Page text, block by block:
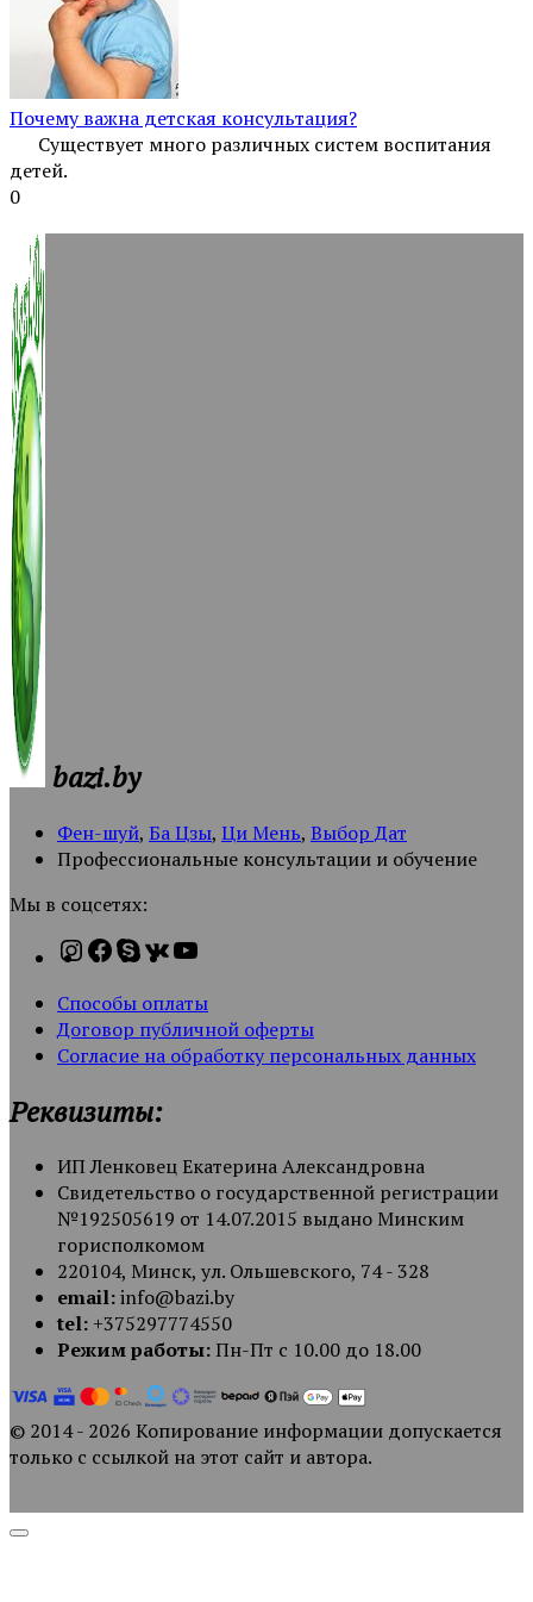
Почему важна детская консультация?
Существует много различных систем воспитания
детей.
0
bazi.by
Фен-шуй, Ба Цзы, Ци Мень, Выбор Дат
Профессиональные консультации и обучение
Мы в соцсетях:
Способы оплаты
Договор публичной оферты
Согласие на обработку персональных данных
Реквизиты:
ИП Ленковец Екатерина Александровна
Свидетельство о государственной регистрации
№192505619 от 14.07.2015 выдано Минским
горисполкомом
220104, Минск, ул. Ольшевского, 74 - 328
email:info@bazi.by
tel: +375297774550
Режим работы:Пн-Пт с 10.00 до 18.00
© 2014 - 2026 Копирование информации допускается
только с ссылкой на этот сайт и автора.